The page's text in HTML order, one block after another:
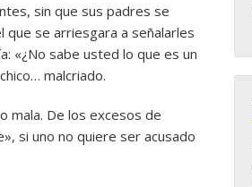
sin que sus padres se
que se arriesgara a señalarles
«¿No sabe usted lo que es un
malcriado.
mala. De los excesos de
si uno no quiere ser acusado